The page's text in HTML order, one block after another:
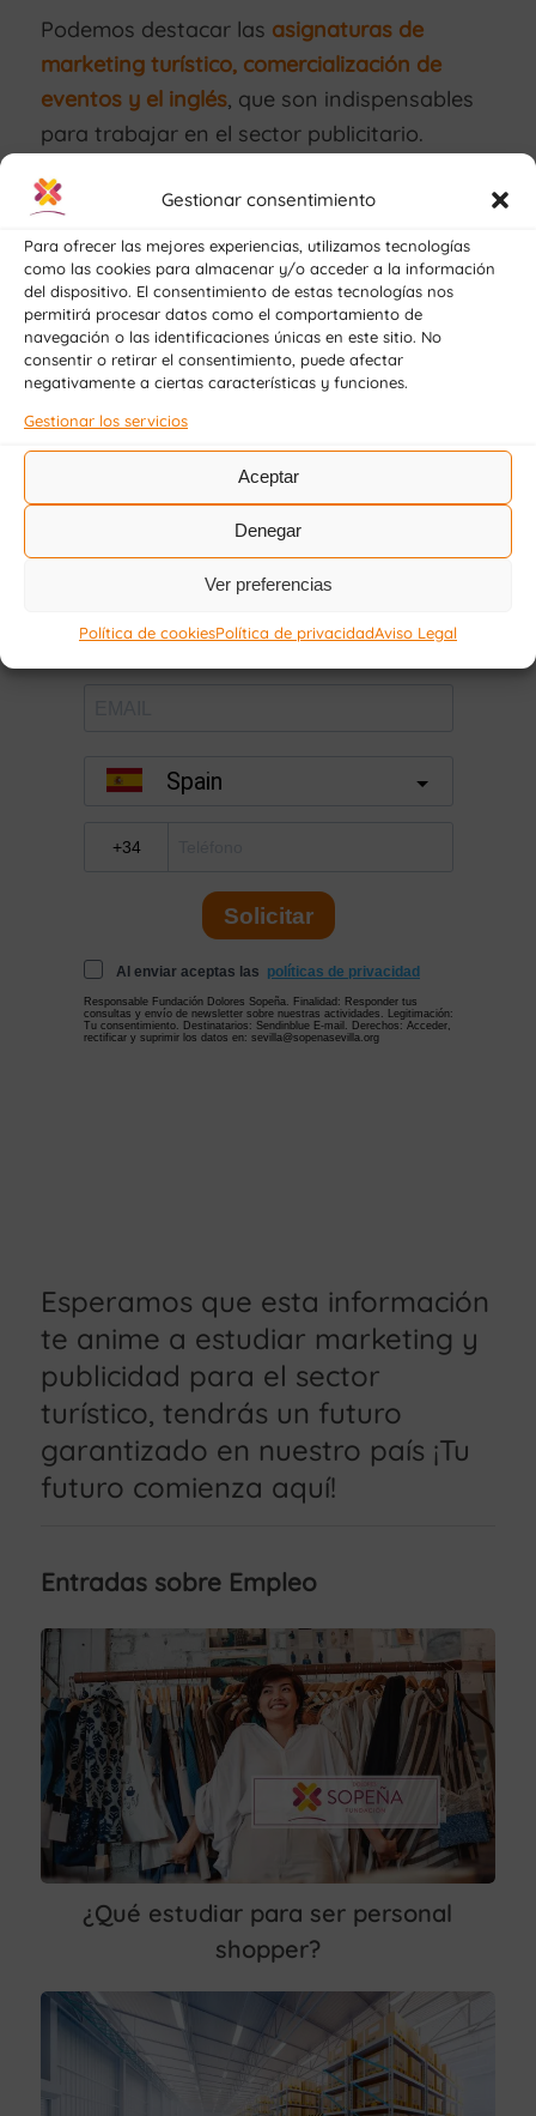
Gestionar consentimiento
Para ofrecer las mejores experiencias, utilizamos tecnologías
como las cookies para almacenar y/o acceder a la información
del dispositivo. El consentimiento de estas tecnologías nos
permitirá procesar datos como el comportamiento de
navegación o las identificaciones únicas en este sitio. No
consentir o retirar el consentimiento, puede afectar
negativamente a ciertas características y funciones.
Gestionar los servicios
Aceptar
Denegar
Ver preferencias
Política de cookiesPolítica de privacidadAviso Legal
Podemos destacar las asignaturas de
marketing turístico, comercialización de
eventos y el inglés, que son indispensables
para trabajar en el sector publicitario.
Este curso tiene una
carga lectiva de 2000
horas, donde 370 horas son prácticas
tu primera incursión en el mundo laboral,
gracias a las empresas de turismo que
colaboran con la Fundación Sopeña.
Descarga nuestro dossier para
obtener más información:
Esperamos que esta información
te anime a estudiar marketing y
publicidad para el sector
turístico, tendrás un futuro
garantizado en nuestro país ¡Tu
futuro comienza aquí!
Entradas sobre Empleo
¿Qué estudiar para ser personal
shopper?